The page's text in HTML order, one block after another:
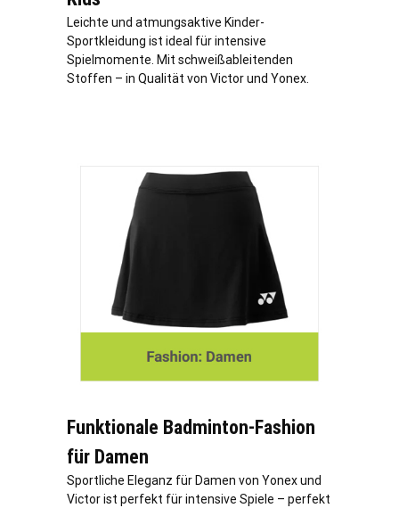
Leichte und atmungsaktive Kinder-
Sportkleidung ist ideal für intensive
Spielmomente. Mit schweißableitenden
Stoffen – in Qualität von Victor und Yonex.
Funktionale Badminton-Fashion
für Damen
Sportliche Eleganz für Damen von Yonex und
Victor ist perfekt für intensive Spiele – perfekt